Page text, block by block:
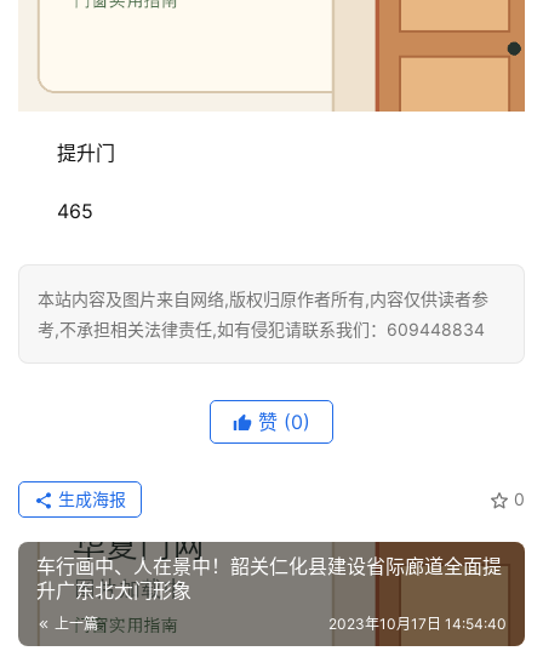
卫
院
大
门
门
套
安
装
注册
提升门
465
本站内容及图片来自网络,版权归原作者所有,内容仅供读者参
考,不承担相关法律责任,如有侵犯请联系我们：609448834
赞 (0)
0
生成海报
车行画中、人在景中！韶关仁化县建设省际廊道全面提
升广东北大门形象
上一篇 2023年10月17日 14:54:40